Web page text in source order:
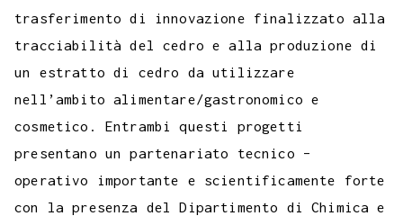
trasferimento di innovazione finalizzato alla
tracciabilità del cedro e alla produzione di
un estratto di cedro da utilizzare
nell’ambito alimentare/gastronomico e
cosmetico. Entrambi questi progetti
presentano un partenariato tecnico –
operativo importante e scientificamente forte
con la presenza del Dipartimento di Chimica e